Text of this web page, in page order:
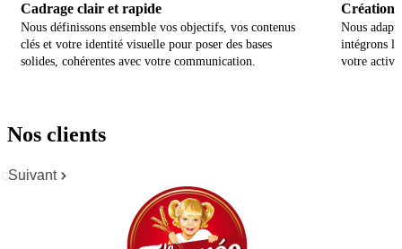
Cadrage clair et rapide
Nous définissons ensemble vos objectifs, vos contenus
clés et votre identité visuelle pour poser des bases
solides, cohérentes avec votre communication.
Création
Nous
intégrons
votre
Nos clients
Suivant